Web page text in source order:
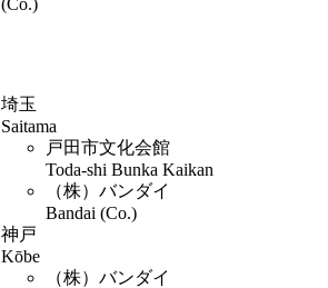
埼玉
Saitama
戸田市文化会館
Toda-shi Bunka Kaikan
（株）バンダイ
Bandai (Co.)
神戸
Kōbe
（株）バンダイ